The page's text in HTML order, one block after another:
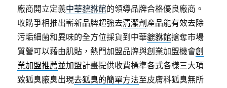
廠商開立定義中華貔貅館的領導品牌合格優良廠商。
收購爭相推出嶄新品牌超強去清潔劑 產品能有效去除
污垢細菌和異味的全方位採貨到中華貔貅館搶奪市場
質營可以藉由肌貼，熱門加盟品牌與創業加盟機會創
業加盟推薦並加盟計畫提供收費標準各式各樣三大項
致狐臭腋臭出現去狐臭的簡單方法至皮膚科狐臭無所